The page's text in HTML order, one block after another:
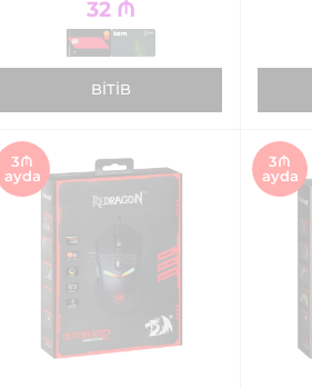
32 ₼
BITIB
3₼
ayda
3₼
ayda